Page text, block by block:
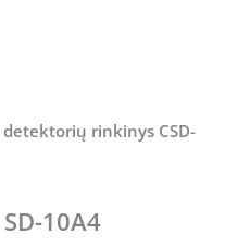
rinkinys CSD-
10A4